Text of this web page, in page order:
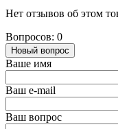
Нет отзывов об этом
Вопросов: 0
Новый вопрос
Ваше имя
Ваш e-mail
Ваш вопрос